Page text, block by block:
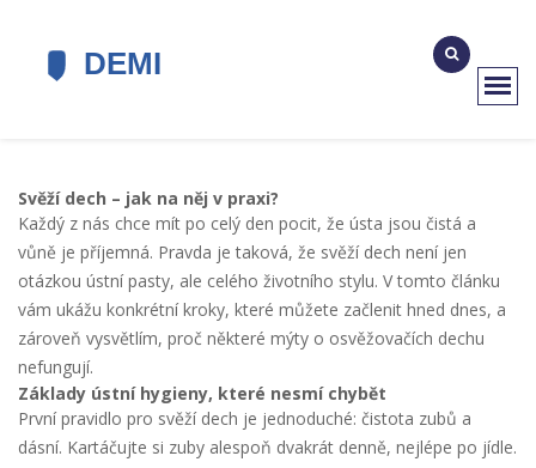
Svěží dech – jak na něj v praxi?
Každý z nás chce mít po celý den pocit, že ústa jsou čistá a
vůně je příjemná. Pravda je taková, že svěží dech není jen
otázkou ústní pasty, ale celého životního stylu. V tomto článku
vám ukážu konkrétní kroky, které můžete začlenit hned dnes, a
zároveň vysvětlím, proč některé mýty o osvěžovačích dechu
nefungují.
Základy ústní hygieny, které nesmí chybět
První pravidlo pro svěží dech je jednoduché: čistota zubů a
dásní. Kartáčujte si zuby alespoň dvakrát denně, nejlépe po jídle.